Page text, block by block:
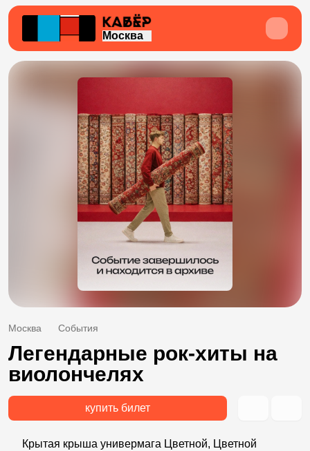
Москва
Москва События
Легендарные рок-хиты на
виолончелях
купить билет
Крытая крыша универмага Цветной, Цветной